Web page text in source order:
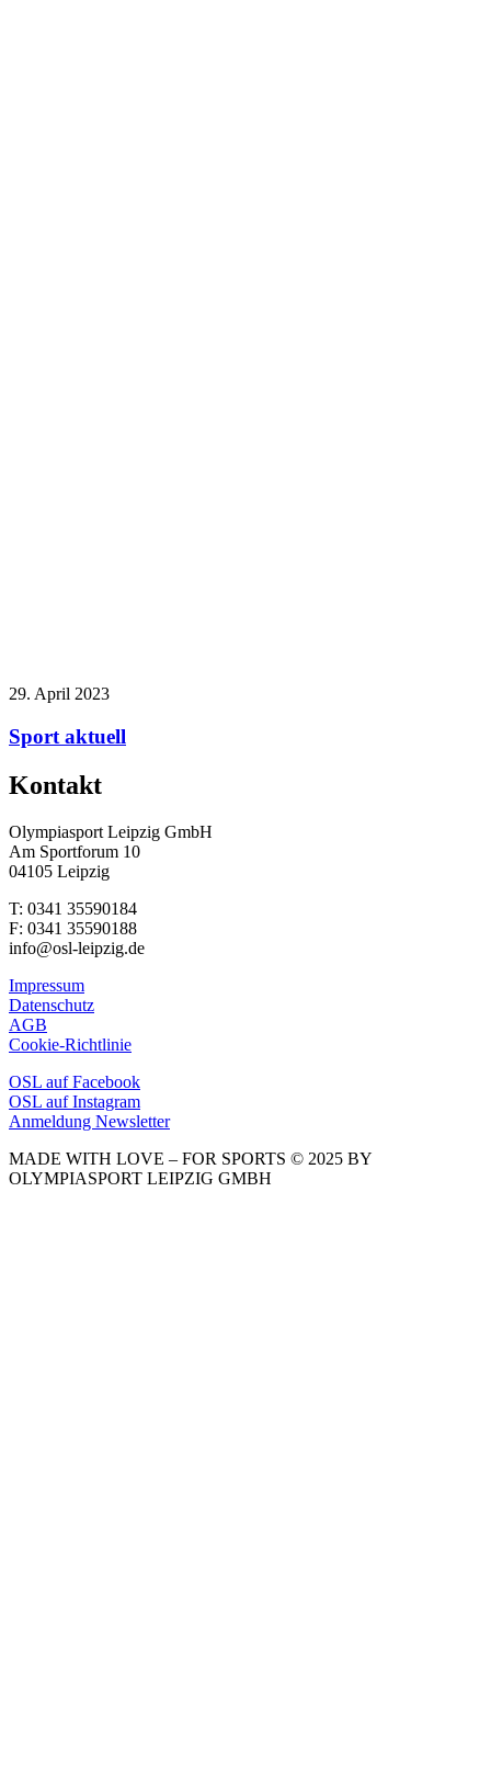
29. April 2023
Sport aktuell
Kontakt
Olympiasport Leipzig GmbH
Am Sportforum 10
04105 Leipzig
T: 0341 35590184
F: 0341 35590188
info@osl-leipzig.de
Impressum
Datenschutz
AGB
Cookie-Richtlinie
OSL auf Facebook
OSL auf Instagram
Anmeldung Newsletter
MADE WITH LOVE – FOR SPORTS © 2025 BY
OLYMPIASPORT LEIPZIG GMBH